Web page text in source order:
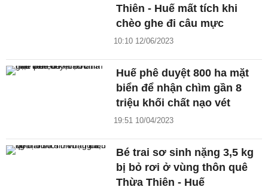
Thiên - Huế mất tích khi
chèo ghe đi câu mực
10:10 12/06/2023
Huế phê duyệt 800 ha mặt
biển để nhận chìm gần 8
triệu khối chất nạo vét
19:51 10/04/2023
Bé trai sơ sinh nặng 3,5 kg
bị bỏ rơi ở vùng thôn quê
Thừa Thiên - Huế